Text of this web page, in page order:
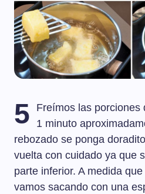
5
Freímos las porciones
1 minuto
rebozado se ponga
vuelta con cuidado ya que
parte inferior. A medida
vamos sacando con una